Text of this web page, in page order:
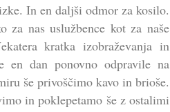
In en daljši odmor za kosilo.
za nas uslužbence kot za naše
kratka izobraževanja in
en dan ponovno odpravile na
še privoščimo kavo in brioše.
in poklepetamo še z ostalimi